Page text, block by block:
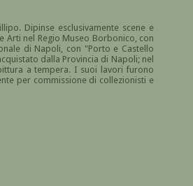
Dipinse esclusivamente scene e
Arti nel Regio Museo Borbonico, con
di Napoli, con "Porto e Castello
dalla Provincia di Napoli; nel
a tempera. I suoi lavori furono
per commissione di collezionisti e